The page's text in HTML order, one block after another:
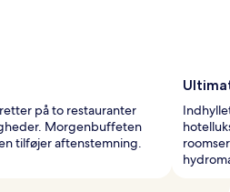
på to restauranter
Morgenbuffeten
tilføjer aftenstemning.